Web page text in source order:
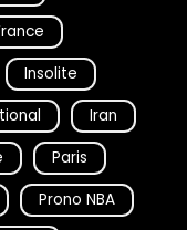
Insolite
Iran
Paris
Prono NBA